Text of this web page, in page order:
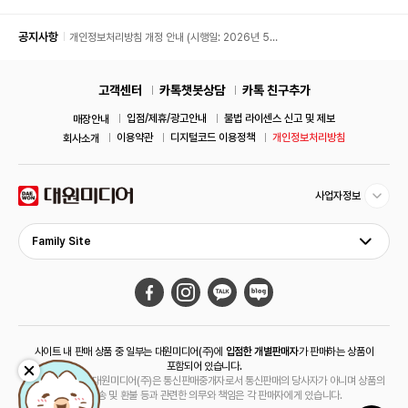
공지사항
개인정보처리방침 개정 안내 (시행일: 2026년 5월
고객센터 카톡챗봇상담 카톡 친구추가
매장안내 입점/제휴/광고안내
불법 라이센스 신고 및 제보
회사소개
이용약관 디지털코드 이용정책 개인정보처리방침
사업자정보
Family Site
사이트 내 판매 상품 중 일부는 대원미디어(주)에 입점한 개별판매자가 판매하는 상품이
포함되어 있습니다.
해당 상품의 경우 대원미디어(주)은 통신판매중개자로서 통신판매의 당사자가 아니며 상품의
주문, 배송 및 환불 등과 관련한 의무와 책임은 각 판매자에게 있습니다.